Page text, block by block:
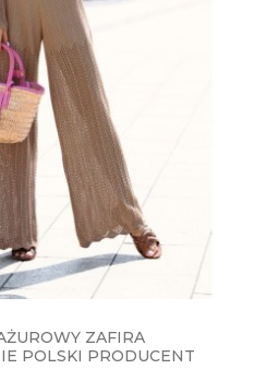
ZAFIRA
POLSKI PRODUCENT